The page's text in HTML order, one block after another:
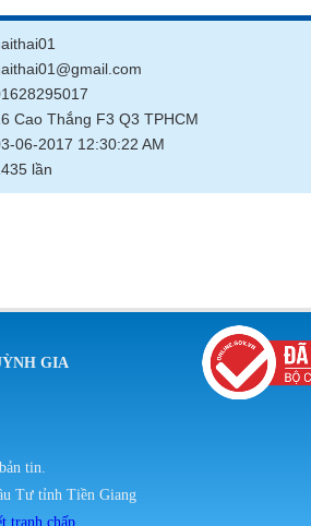
Cao Thắng F3 Q3 TPHCM
06-2017 12:30:22 AM
lần
GIA
tin.
Tư tỉnh Tiền Giang
tranh chấp